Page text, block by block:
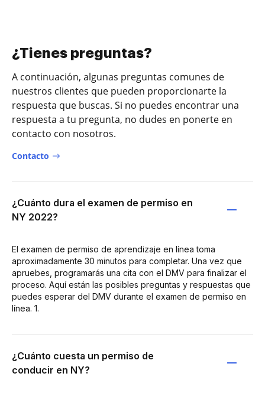
¿Tienes preguntas?
A continuación, algunas preguntas comunes de
nuestros clientes que pueden proporcionarte la
respuesta que buscas. Si no puedes encontrar una
respuesta a tu pregunta, no dudes en ponerte en
contacto con nosotros.
Contacto
¿Cuánto dura el examen de permiso en
NY 2022?
El examen de permiso de aprendizaje en línea toma
aproximadamente 30 minutos para completar. Una vez que
apruebes, programarás una cita con el DMV para finalizar el
proceso. Aquí están las posibles preguntas y respuestas que
puedes esperar del DMV durante el examen de permiso en
línea. 1.
¿Cuánto cuesta un permiso de
conducir en NY?